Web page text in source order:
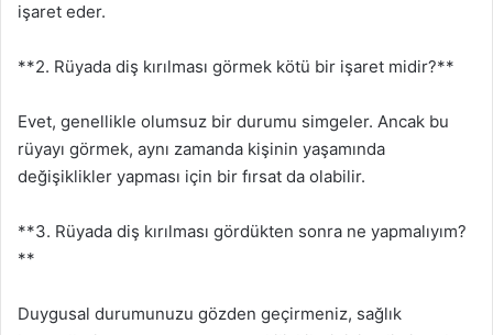
işaret eder.
**2. Rüyada diş kırılması görmek kötü bir işaret midir?**
Evet, genellikle olumsuz bir durumu simgeler. Ancak bu
rüyayı görmek, aynı zamanda kişinin yaşamında
değişiklikler yapması için bir fırsat da olabilir.
**3. Rüyada diş kırılması gördükten sonra ne yapmalıyım?
**
Duygusal durumunuzu gözden geçirmeniz, sağlık